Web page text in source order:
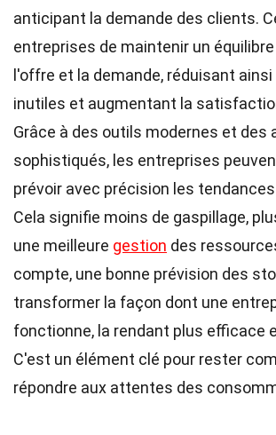
anticipant la demande des clients.
entreprises de maintenir un
l'offre et la demande, réduisant
inutiles et augmentant la
Grâce à des outils modernes et des
sophistiqués, les entreprises
prévoir avec précision les
Cela signifie moins de gaspillage,
une meilleure gestion des
compte, une bonne prévision des
transformer la façon dont une
fonctionne, la rendant plus efficace
C'est un élément clé pour rester
répondre aux attentes des